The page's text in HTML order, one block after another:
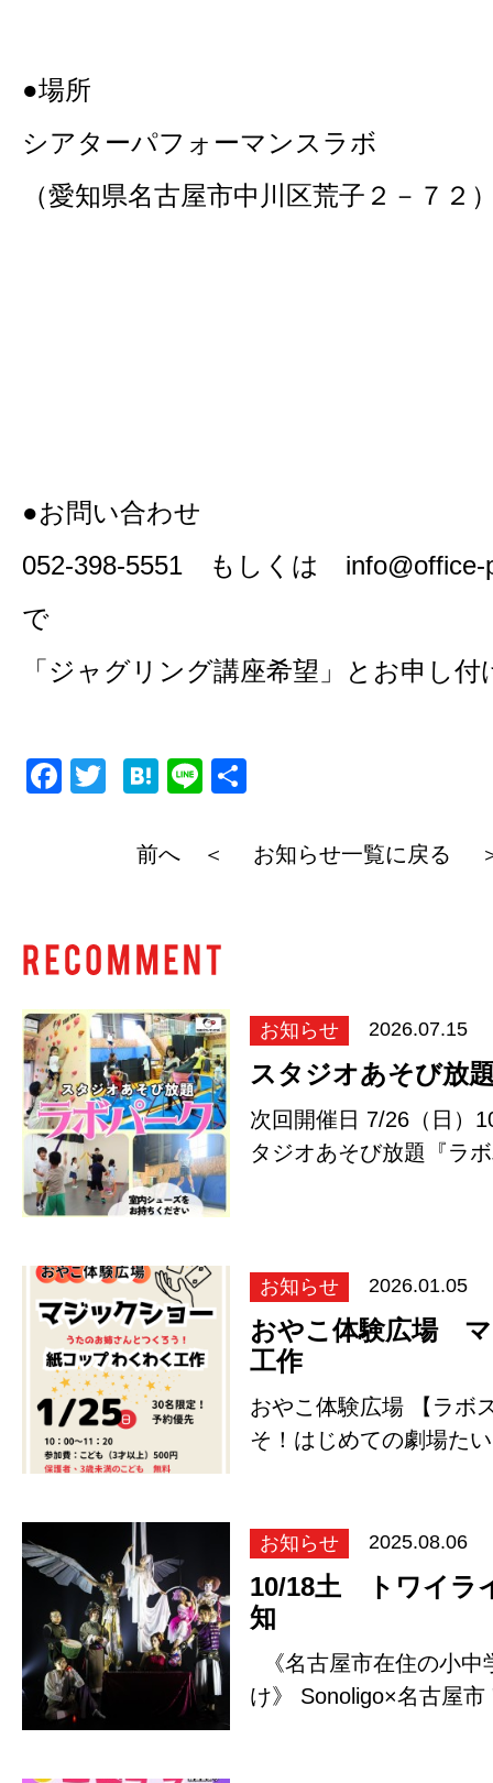
●場所
シアターパフォーマンスラボ
（愛知県名古屋市中川区荒子２－７２
●お問い合わせ
052-398-5551 もしくは
で
「ジャグリング講座希望」とお申し
F
o
o
k
H
e
Li
e
前へ ＜ お知らせ一覧に戻る
お知らせ 2026.07.15
スタジオあそび放
次回開催日 7/26（日）
タジオあそび放題『ラ
お知らせ 2026.01.05
おやこ体験広場
工作
おやこ体験広場 【ラボ
そ！はじめての劇場た
お知らせ 2025.08.06
10/18土 トワイラ
知
《名古屋市在住の小中
け》 Sonoligo×名古屋